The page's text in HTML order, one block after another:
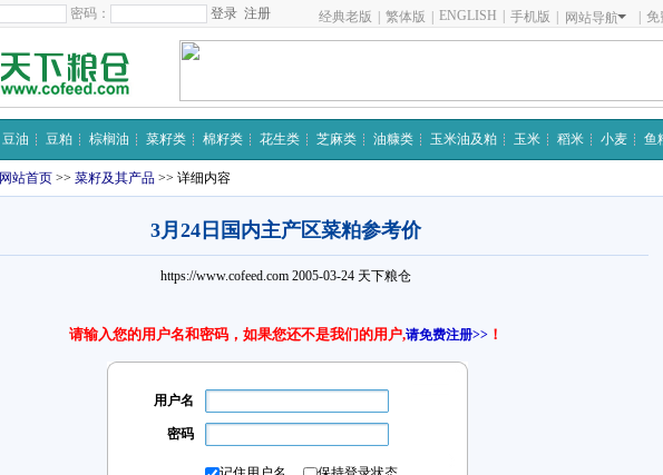
密码： 注册 经典老版 繁体版 ENGLISH 手机版 网站导航 免
豆油 豆粕 棕榈油 菜籽类 棉籽类 花生类 芝麻类 油糠类 玉米油及粕 玉米 稻米 小麦 鱼
网站首页 >> 菜籽及其产品 >> 详细内容
3月24日国内主产区菜粕参考价
https://www.cofeed.com 2005-03-24 天下粮仓
请输入您的用户名和密码，如果您还不是我们的用户,请免费注册>> ！
用户名
密码